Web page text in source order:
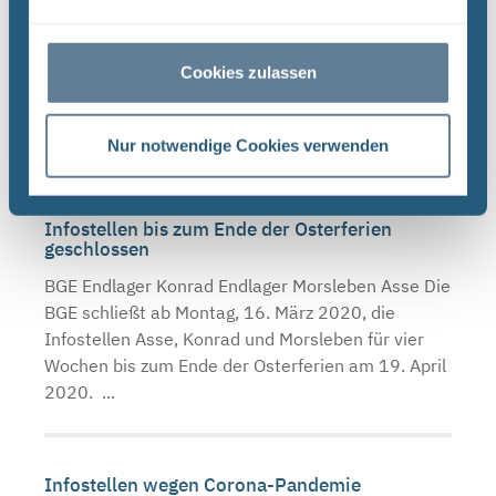
Cookies zulassen
Nur notwendige Cookies verwenden
am Donnerstag, den 3. Oktober 2019, und Freitag,
den 4. Oktober 2019, aufgrund des Tags der
Deutschen ...
Infostellen bis zum Ende der Osterferien
geschlossen
BGE Endlager Konrad Endlager Morsleben Asse Die
BGE schließt ab Montag, 16. März 2020, die
Infostellen Asse, Konrad und Morsleben für vier
Wochen bis zum Ende der Osterferien am 19. April
2020. ...
Infostellen wegen Corona-Pandemie